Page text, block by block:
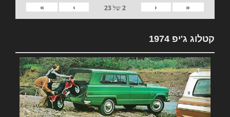
«
‹
2של23
›
»
קטלוג ג'יפ 1974